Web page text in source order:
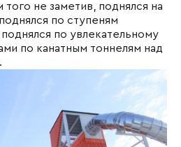
не заметив, поднялся на
по ступеням
по увлекательному
по канатным тоннелям над